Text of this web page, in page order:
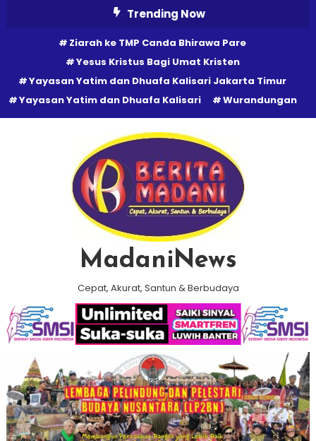
Trending Now
Ziarah ke TMP Canda Bhirawa Pare
Yesus Kristus Bagi Umat Kristen
Yayasan Yatim dan Dhuafa Kalisari Jakarta Timur
Yayasan Yatim dan Dhuafa Kalisari
Wurandungan
MadaniNews
Cepat, Akurat, Santun & Berbudaya